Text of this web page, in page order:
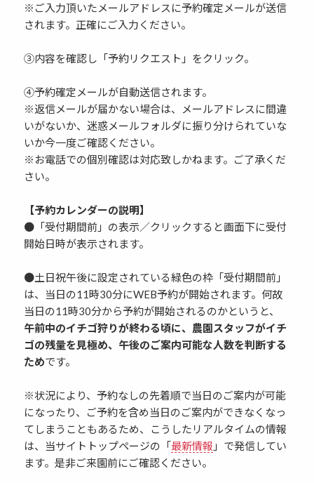
※ご入力頂いたメールアドレスに予約確定メールが送信
されます。正確にご入力ください。
③内容を確認し「予約リクエスト」をクリック。
④予約確定メールが自動送信されます。
※返信メールが届かない場合は、メールアドレスに間違
いがないか、迷惑メールフォルダに振り分けられていな
いか今一度ご確認ください。
※お電話での個別確認は対応致しかねます。ご了承くだ
さい。
【予約カレンダーの説明】
●「受付期間前」の表示／クリックすると画面下に受付
開始日時が表示されます。
●土日祝午後に設定されている緑色の枠「受付期間前」
は、当日の11時30分にWEB予約が開始されます。何故
当日の11時30分から予約が開始されるのかというと、
午前中のイチゴ狩りが終わる頃に、農園スタッフがイチ
ゴの残量を見極め、午後のご案内可能な人数を判断する
ためです。
※状況により、予約なしの先着順で当日のご案内が可能
になったり、ご予約を含め当日のご案内ができなくなっ
てしまうこともあるため、こうしたリアルタイムの情報
は、当サイトトップページの「最新情報 」で発信してい
ます。是非ご来園前にご確認ください。